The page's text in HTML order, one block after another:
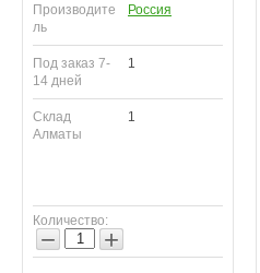
Производите
ль
Россия
Под заказ 7-
14 дней
1
Склад
Алматы
1
Количество:
− +